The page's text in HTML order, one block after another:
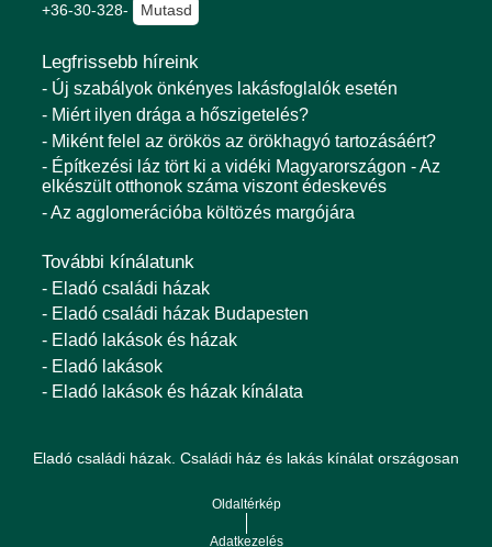
+36-30-328-
Mutasd
Legfrissebb híreink
- Új szabályok önkényes lakásfoglalók esetén
- Miért ilyen drága a hőszigetelés?
- Miként felel az örökös az örökhagyó tartozásáért?
- Építkezési láz tört ki a vidéki Magyarországon - Az
elkészült otthonok száma viszont édeskevés
- Az agglomerációba költözés margójára
További kínálatunk
- Eladó családi házak
- Eladó családi házak Budapesten
- Eladó lakások és házak
- Eladó lakások
- Eladó lakások és házak kínálata
Eladó családi házak. Családi ház és lakás kínálat országosan
Oldaltérkép
Adatkezelés